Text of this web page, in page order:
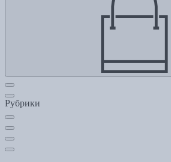
Рубрики